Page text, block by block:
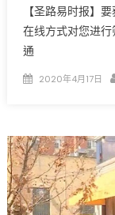
【圣路易时报】
在线方式对您进
通
Posted
2020年4月17日